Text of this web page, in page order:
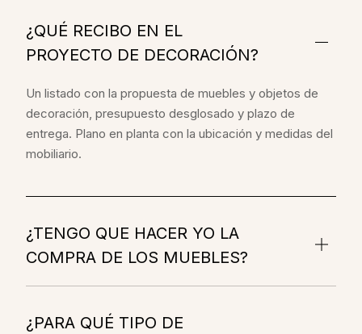
¿QUÉ RECIBO EN EL
PROYECTO DE DECORACIÓN?
Un listado con la propuesta de muebles y objetos de
decoración, presupuesto desglosado y plazo de
entrega. Plano en planta con la ubicación y medidas del
mobiliario.
¿TENGO QUE HACER YO LA
COMPRA DE LOS MUEBLES?
¿PARA QUÉ TIPO DE